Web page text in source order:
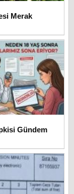
Merak
Gündem